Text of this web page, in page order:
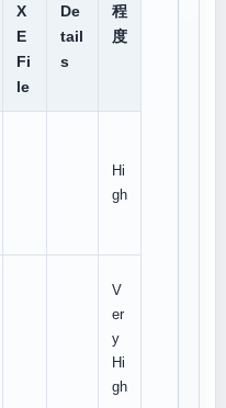
X
E
Fi
le
De
tail
s
程
度
Hi
gh
V
er
y
Hi
gh